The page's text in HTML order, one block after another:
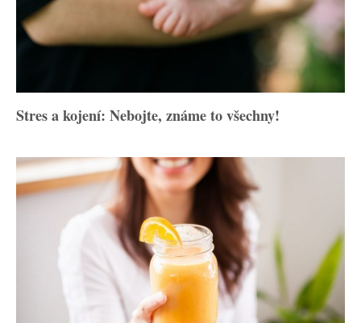
Stres a kojení: Nebojte, známe to všechny!